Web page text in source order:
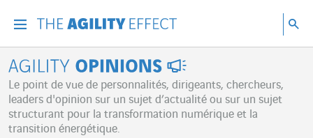
Agility Opinions
Le point de vue de personnalités, dirigeants, chercheurs,
leaders d'opinion sur un sujet d’actualité ou sur un sujet
structurant pour la transformation numérique et la
transition énergétique.